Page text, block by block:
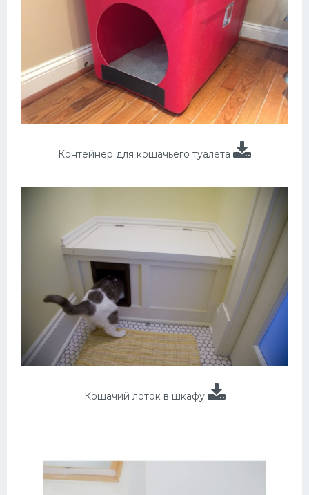
Контейнер для кошачьего туалета
Кошачий лоток в шкафу